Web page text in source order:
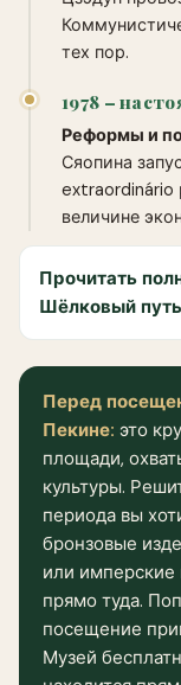
тех пор.
1978 –
Реформы и
Сяопина
extraordinário
величине
Прочитать
Шёлковый
Перед
Пекине: это
площади,
культуры.
периода вы
бронзовые
или имперские
прямо туда.
посещение
Музей